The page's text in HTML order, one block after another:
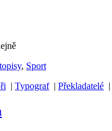
, Sport
| Typograf| Překladatelé |